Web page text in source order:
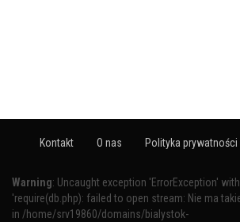
Kontakt O nas Polityka prywatności
Warning: Uncaught exception 'ErrorException'
'require(db.php): failed to open stream: Nie ma
in /home/srv19860/domains/bialystok-